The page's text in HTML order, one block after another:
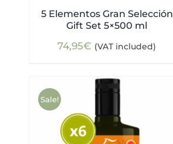
5 Elementos Gran Selección
Gift Set 5×500 ml
74,95€ (VAT included)
Sale!